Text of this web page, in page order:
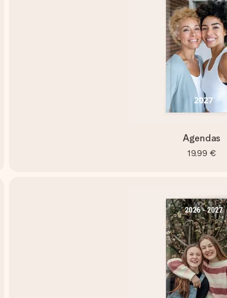
Agendas
19,99 €